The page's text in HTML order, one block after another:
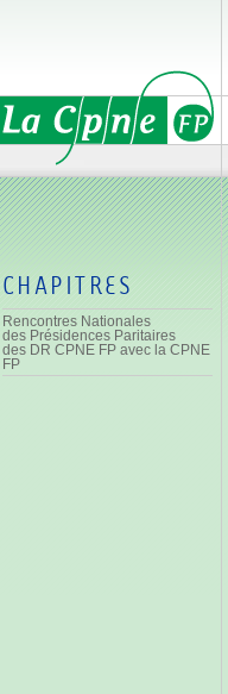
CHAPITRES
Rencontres Nationales
des Présidences Paritaires
des DR CPNE FP avec la CPNE
FP